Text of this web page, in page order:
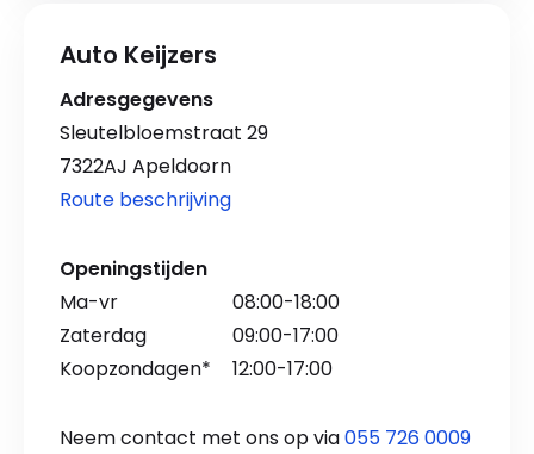
Auto Keijzers
Adresgegevens
Sleutelbloemstraat 29
7322AJ Apeldoorn
Route beschrijving
Openingstijden
Ma-vr
08:00-18:00
Zaterdag
09:00-17:00
Koopzondagen*
12:00-17:00
Neem contact met ons op via055 726 0009